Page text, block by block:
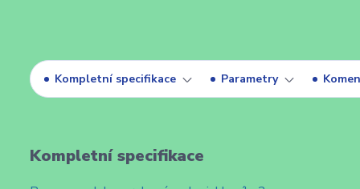
Kompletní specifikace Parametry
Kompletní specifikace